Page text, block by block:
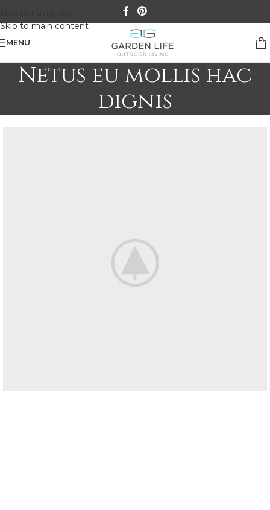
Skip to main content
MENU
Netus eu mollis hac
dignis